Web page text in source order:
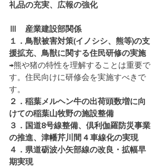
礼品の充実、広報の強化
Ⅲ　産業建設部関係
１．鳥獣被害対策(イノシシ、熊等)の支
援拡充、鳥獣に関する住民研修の実施
→熊や猪の特性を理解することは重要で
す。住民向けに研修会を実施すべきで
す。
２．稲葉メルヘン牛の出荷頭数増に向
けての稲葉山牧野の施設整備
３．国道8号線整備、倶利伽羅防災事業
の推進、津幡芹川間 4 車線化の実現
４．県道砺波小矢部線の改良・拡幅早
期実現